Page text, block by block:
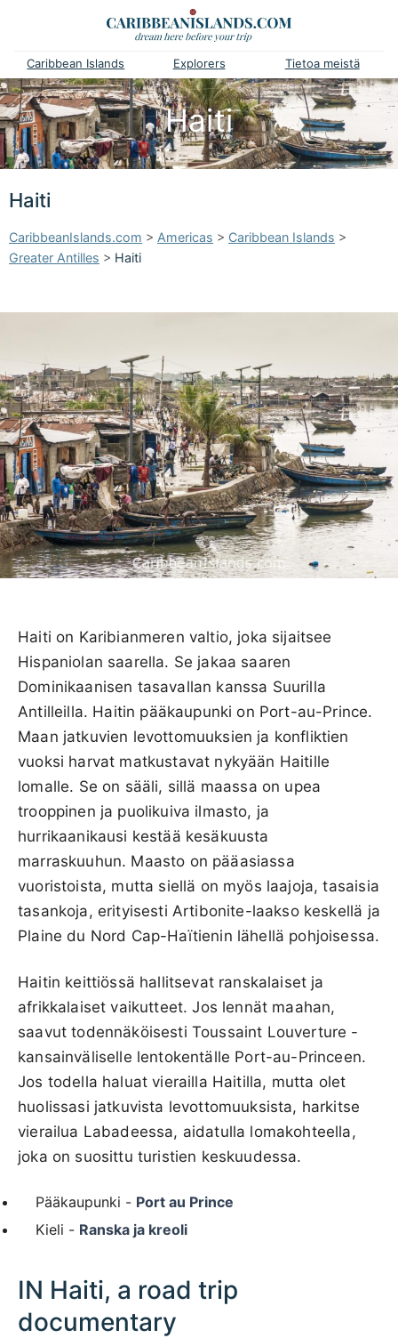
Caribbean Islands Explorers Tietoa meistä
Haiti
Haiti
CaribbeanIslands.com > Americas > Caribbean Islands >
Greater Antilles > Haiti
Haiti on Karibianmeren valtio, joka sijaitsee
Hispaniolan saarella. Se jakaa saaren
Dominikaanisen tasavallan kanssa Suurilla
Antilleilla. Haitin pääkaupunki on Port-au-Prince.
Maan jatkuvien levottomuuksien ja konfliktien
vuoksi harvat matkustavat nykyään Haitille
lomalle. Se on sääli, sillä maassa on upea
trooppinen ja puolikuiva ilmasto, ja
hurrikaanikausi kestää kesäkuusta
marraskuuhun. Maasto on pääasiassa
vuoristoista, mutta siellä on myös laajoja, tasaisia
tasankoja, erityisesti Artibonite-laakso keskellä ja
Plaine du Nord Cap-Haïtienin lähellä pohjoisessa.
Haitin keittiössä hallitsevat ranskalaiset ja
afrikkalaiset vaikutteet. Jos lennät maahan,
saavut todennäköisesti Toussaint Louverture -
kansainväliselle lentokentälle Port-au-Princeen.
Jos todella haluat vierailla Haitilla, mutta olet
huolissasi jatkuvista levottomuuksista, harkitse
vierailua Labadeessa, aidatulla lomakohteella,
joka on suosittu turistien keskuudessa.
Pääkaupunki - Port au Prince
Kieli - Ranska ja kreoli
IN Haiti, a road trip
documentary